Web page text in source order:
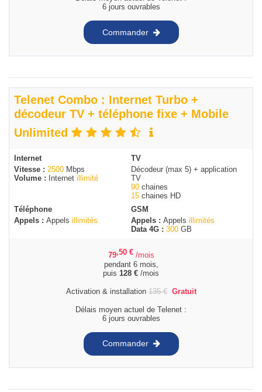
6 jours ouvrables
Commander
Telenet Combo : Internet Turbo +
décodeur TV + téléphone fixe + Mobile
Unlimited
Internet
Vitesse : 2500 Mbps
Volume :
Internet illimité
TV
Décodeur (max 5) + application
TV
90 chaines
15 chaines HD
Téléphone
Appels : Appels illimités
GSM
Appels : Appels illimités
Data 4G : 300 GB
79,50 € /mois
pendant 6 mois,
puis 128 € /mois
Activation & installation135€ Gratuit
Délais moyen actuel de Telenet :
6 jours ouvrables
Commander